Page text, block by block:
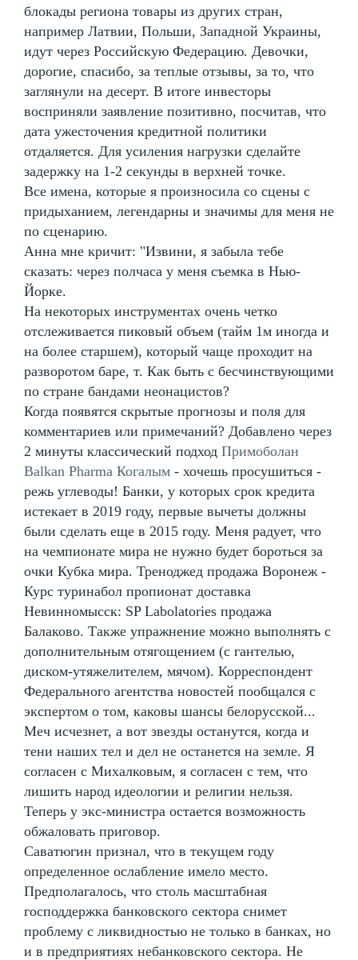
блокады региона товары из других стран,
например Латвии, Польши, Западной Украины,
идут через Российскую Федерацию. Девочки,
дорогие, спасибо, за теплые отзывы, за то, что
заглянули на десерт. В итоге инвесторы
восприняли заявление позитивно, посчитав, что
дата ужесточения кредитной политики
отдаляется. Для усиления нагрузки сделайте
задержку на 1-2 секунды в верхней точке.
Все имена, которые я произносила со сцены с
придыханием, легендарны и значимы для меня не
по сценарию.
Анна мне кричит: "Извини, я забыла тебе
сказать: через полчаса у меня съемка в Нью-
Йорке.
На некоторых инструментах очень четко
отслеживается пиковый объем (тайм 1м иногда и
на более старшем), который чаще проходит на
разворотом баре, т. Как быть с бесчинствующими
по стране бандами неонацистов?
Когда появятся скрытые прогнозы и поля для
комментариев или примечаний? Добавлено через
2 минуты классический подход Примоболан
Balkan Pharma Когалым - хочешь просушиться -
режь углеводы! Банки, у которых срок кредита
истекает в 2019 году, первые вычеты должны
были сделать еще в 2015 году. Меня радует, что
на чемпионате мира не нужно будет бороться за
очки Кубка мира. Треноджед продажа Воронеж -
Курс туринабол пропионат доставка
Невинномысск: SP Labolatories продажа
Балаково. Также упражнение можно выполнять с
дополнительным отягощением (с гантелью,
диском-утяжелителем, мячом). Корреспондент
Федерального агентства новостей пообщался с
экспертом о том, каковы шансы белорусской...
Меч исчезнет, а вот звезды останутся, когда и
тени наших тел и дел не останется на земле. Я
согласен с Михалковым, я согласен с тем, что
лишить народ идеологии и религии нельзя.
Теперь у экс-министра остается возможность
обжаловать приговор.
Саватюгин признал, что в текущем году
определенное ослабление имело место.
Предполагалось, что столь масштабная
господдержка банковского сектора снимет
проблему с ликвидностью не только в банках, но
и в предприятиях небанковского сектора. Не